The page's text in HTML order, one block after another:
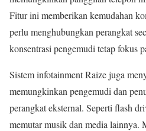
Fitur ini memberikan kemudahan
perlu menghubungkan perangkat
konsentrasi pengemudi tetap fokus
Sistem infotainment Raize juga
memungkinkan pengemudi dan
perangkat eksternal. Seperti flash
memutar musik dan media lainnya.